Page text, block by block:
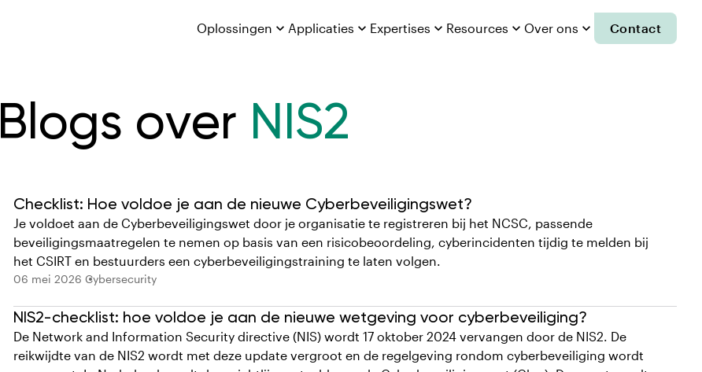
Oplossingen  Applicaties  Expertises  Resources  Over ons  Contact
Blogs over NIS2
Checklist: Hoe voldoe je aan de nieuwe Cyberbeveiligingswet?
Je voldoet aan de Cyberbeveiligingswet door je organisatie te registreren bij het NCSC, passende
beveiligingsmaatregelen te nemen op basis van een risicobeoordeling, cyberincidenten tijdig te melden bij
het CSIRT en bestuurders een cyberbeveiligingstraining te laten volgen.
06 mei 2026 Cybersecurity
N IS2-checklist: hoe voldoe je aan de nieuwe wetgeving voor cyberbeveiliging?
De Network and Information Security directive (NIS) wordt 17 oktober 2024 vervangen door de NIS2. De
reikwijdte van de NIS2 wordt met deze update vergroot en de regelgeving rondom cyberbeveiliging wordt